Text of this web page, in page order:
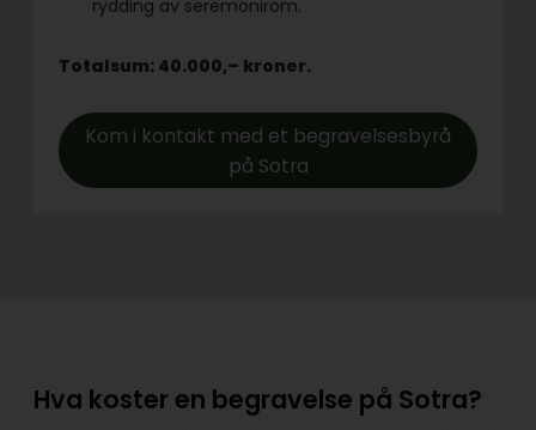
rydding av seremonirom.
Totalsum: 40.000,– kroner.
Kom i kontakt med et begravelsesbyrå
på Sotra
Hva koster en begravelse på Sotra?